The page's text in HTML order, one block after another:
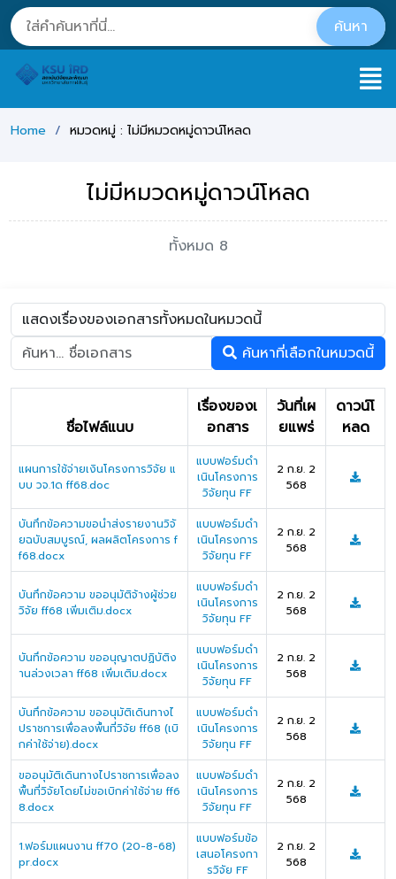
Home หมวดหมู่ : ไม่มีหมวดหมู่ดาวน์โหลด
ไม่มีหมวดหมู่ดาวน์โหลด
ทั้งหมด 8
ค้นหาที่เลือกในหมวดนี้
ชื่อไฟล์แนบ
เรื่องของเ
อกสาร
วันที่เผ
ยแพร่
ดาวน์โ
หลด
แผนการใช้จ่ายเงินโครงการวิจัย แ
บบ วจ.1ด ff68.doc
แบบฟอร์มดำ
เนินโครงการ
วิจัยทุน FF
2 ก.ย. 2
568
บันทึกข้อความขอนำส่งรายงานวิจั
ยฉบับสมบูรณ์, ผลผลิตโครงการ f
f68.docx
แบบฟอร์มดำ
เนินโครงการ
วิจัยทุน FF
2 ก.ย. 2
568
บันทึกข้อความ ขออนุมัติจ้างผู้ช่วย
วิจัย ff68 เพิ่มเติม.docx
แบบฟอร์มดำ
เนินโครงการ
วิจัยทุน FF
2 ก.ย. 2
568
บันทึกข้อความ ขออนุญาตปฏิบัติง
านล่วงเวลา ff68 เพิ่มเติม.docx
แบบฟอร์มดำ
เนินโครงการ
วิจัยทุน FF
2 ก.ย. 2
568
บันทึกข้อความ ขออนุมัติเดินทางไ
ปราชการเพื่อลงพื้นที่วิจัย ff68 (เบิ
กค่าใช้จ่าย).docx
แบบฟอร์มดำ
เนินโครงการ
วิจัยทุน FF
2 ก.ย. 2
568
ขออนุมัติเดินทางไปราชการเพื่อลง
พื้นที่วิจัยโดยไม่ขอเบิกค่าใช้จ่าย ff6
8.docx
แบบฟอร์มดำ
เนินโครงการ
วิจัยทุน FF
2 ก.ย. 2
568
1.ฟอร์มแผนงาน ff70 (20-8-68)
pr.docx
แบบฟอร์มข้อ
เสนอโครงกา
รวิจัย FF
2 ก.ย. 2
568